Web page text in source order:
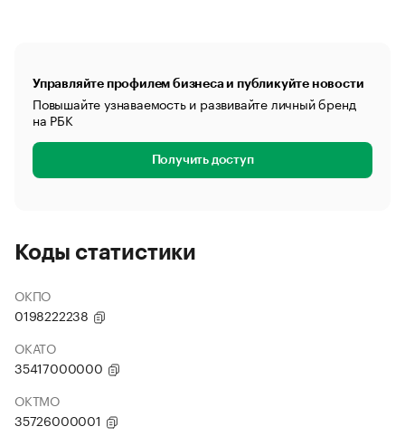
Управляйте профилем бизнеса и публикуйте новости
Повышайте узнаваемость и развивайте личный бренд
на РБК
Получить доступ
Коды статистики
ОКПО
0198222238
ОКАТО
35417000000
ОКТМО
35726000001